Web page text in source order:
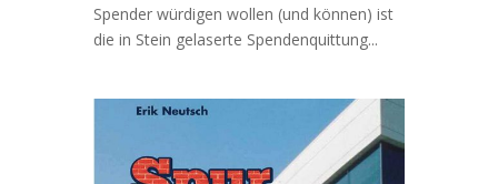
Spender würdigen wollen (und können) ist
die in Stein gelaserte Spendenquittung...